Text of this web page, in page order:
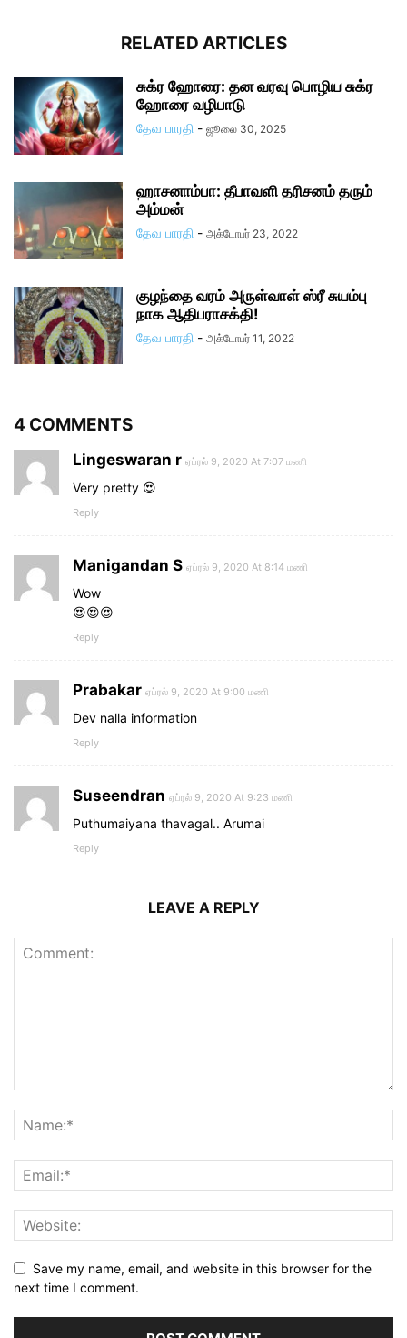
RELATED ARTICLES
சுக்ர ஹோரை: தன வரவு பொழிய சுக்ர
ஹோரை வழிபாடு
தேவ பாரதி - ஜூலை 30, 2025
ஹாசனாம்பா: தீபாவளி தரிசனம் தரும்
அம்மன்
தேவ பாரதி - அக்டோபர் 23, 2022
குழந்தை வரம் அருள்வாள் ஸ்ரீ சுயம்பு
நாக ஆதிபராசக்தி!
தேவ பாரதி - அக்டோபர் 11, 2022
4 COMMENTS
Lingeswaran r ஏப்ரல் 9, 2020 At 7:07 மணி
Very pretty 😍
Reply
Manigandan S ஏப்ரல் 9, 2020 At 8:14 மணி
Wow
😍😍😍
Reply
Prabakar ஏப்ரல் 9, 2020 At 9:00 மணி
Dev nalla information
Reply
Suseendran ஏப்ரல் 9, 2020 At 9:23 மணி
Puthumaiyana thavagal.. Arumai
Reply
LEAVE A REPLY
Save my name, email, and website in this browser for the
next time I comment.